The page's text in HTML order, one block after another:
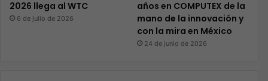
2026 llega al WTC
6 de julio de 2026
años en COMPUTEX de la
mano de la innovación y
con la mira en México
24 de junio de 2026